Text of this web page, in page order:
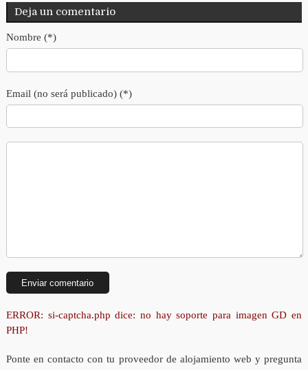
Deja un comentario
Nombre (*)
Email (no será publicado) (*)
ERROR: si-captcha.php dice: no hay soporte para imagen GD en
PHP!
Ponte en contacto con tu proveedor de alojamiento web y pregunta